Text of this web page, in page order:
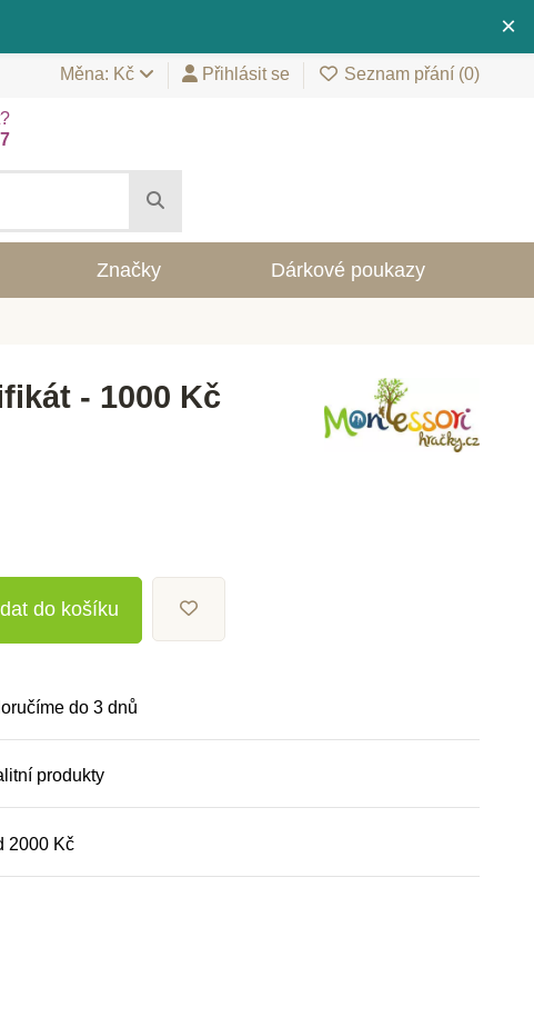
×
Měna: Kč Přihlásit se Seznam přání (0)
Značky Dárkové poukazy
- 1000 Kč
do košíku
do 3 dnů
produkty
2000 Kč